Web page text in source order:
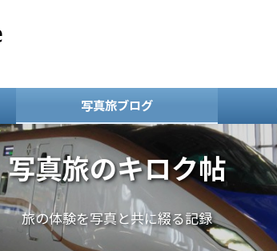
写真旅ブログ
写真旅のキロク帖
旅の体験を写真と共に綴る記録